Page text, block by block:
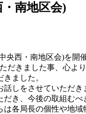
南地区会)
西・南地区会)を開
だきました事、心よ
ました。
しをさせていただき
き、今後の取組むべ
各局長の個性や地